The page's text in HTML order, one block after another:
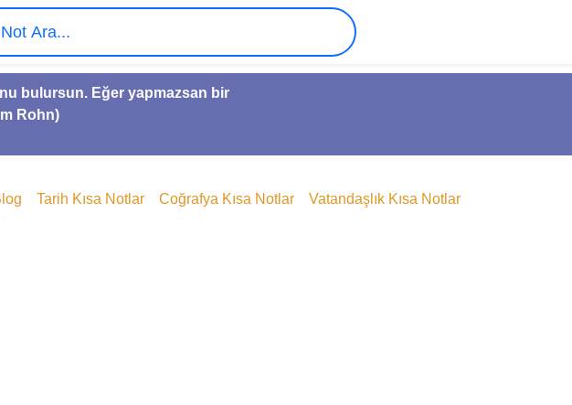
bulursun. Eğer yapmazsan bir
Rohn)
Ara...
Tarih Kısa Notlar Coğrafya Kısa Notlar Vatandaşlık Kısa Notlar